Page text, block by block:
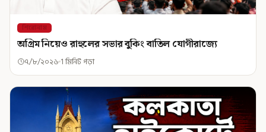
শিরোনাম
অগ্রিম নিয়েও রাহুলের সভার বুকিং বাতিল যোগীরাজ্যে
৭/৮/২০২৬ 1 মিনিট পড়া